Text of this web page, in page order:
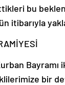
bu
itibarıyla
bir